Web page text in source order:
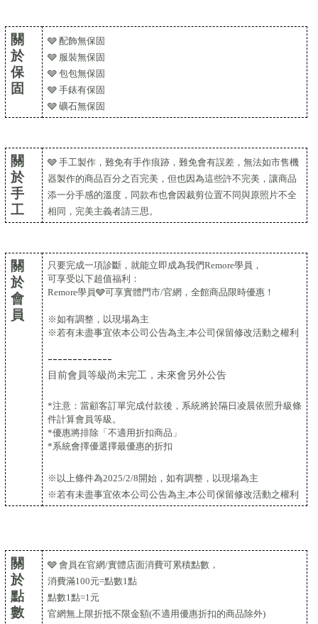
關
於
保
固
🩶 配飾無保固
🩶 服裝無保固
🩶 包包無保固
🩶 手錶有保固
🩶 礦石無保固
關
於
手
工
🩶 手工製作，難免有手作痕跡，難免會有誤差，無法如市售機
器製作的商品百分之百完美，但也因為這些許不完美，讓商品
添一分手感的溫度，同款布也會因裁剪位置不同與原照片不全
相同，完美主義者請三思。
關
於
會
員
只要完成一項診斷，就能立即成為我們Remore學員，
可享受以下超值福利：
Remore學員🩶可享實體門市/官網，全館商品限時優惠！
※如有調整，以現場為主
※若有未盡事宜依本公司公告為主,本公司保留修改活動之權利
-------------
目前會員等級尚未完工，未來會另外公告
*注意：當顧客訂單完成付款後，系統將於隔日凌晨依照升級條
件計算會員等級。
*優惠將排除「不適用折扣商品」
*系統會擇優選擇最優惠的折扣
※以上條件為2025/2/8開始，如有調整，以現場為主
※若有未盡事宜依本公司公告為主,本公司保留修改活動之權利
關
於
點
數
🩶 會員在官網/實體店面消費可累積點數，
消費滿100元=點數1點
點數1點=1元
官網無上限折抵不限金額(不適用優惠折扣的商品除外)